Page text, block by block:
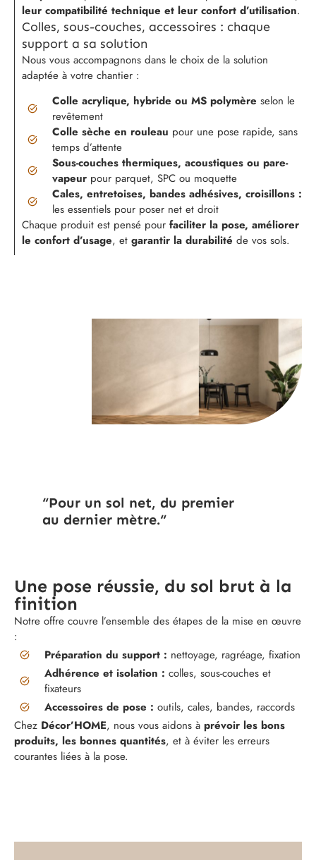
leur compatibilité technique et leur confort d’utilisation.
Colles, sous-couches, accessoires : chaque
support a sa solution
Nous vous accompagnons dans le choix de la solution
adaptée à votre chantier :
Colle acrylique, hybride ou MS polymère selon le
revêtement
Colle sèche en rouleau pour une pose rapide, sans
temps d’attente
Sous-couches thermiques, acoustiques ou pare-
vapeurpour parquet, SPC ou moquette
Cales, entretoises, bandes adhésives, croisillons :
les essentiels pour poser net et droit
Chaque produit est pensé pour faciliter la pose, améliorer
le confort d’usage, et garantir la durabilité de vos sols.
“Pour un sol net, du premier
au dernier mètre.“
Une pose réussie, du sol brut à la
finition
Notre offre couvre l’ensemble des étapes de la mise en œuvre
:
Préparation du support : nettoyage, ragréage, fixation
Adhérence et isolation : colles, sous-couches et
fixateurs
Accessoires de pose : outils, cales, bandes, raccords
Chez Décor’HOME, nous vous aidons à prévoir les bons
produits, les bonnes quantités, et à éviter les erreurs
courantes liées à la pose.